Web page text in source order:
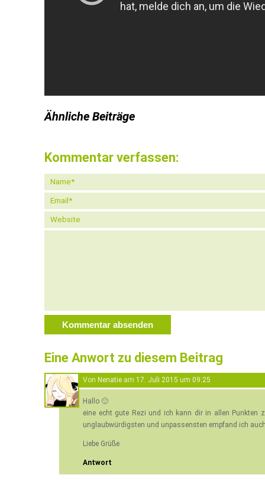
Ähnliche Beiträge
Kommentar verfassen:
Eine Anwort zu diesem Beitrag
Von Nenatie am 17. Juli 2015 um 09:25
Hallo 🙂
eine echt gute Rezi und ich kann dir in allen Punkten
unglaubwürdigsten und unpassensten empfand ich
Liebe Grüße
Antwort